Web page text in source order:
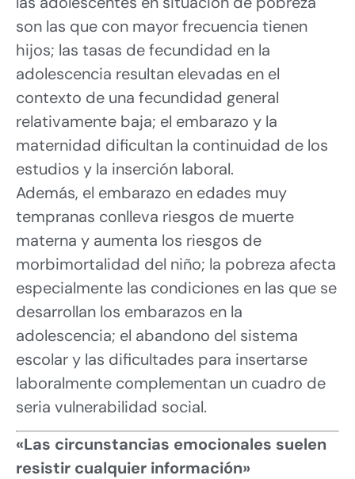
son las que con mayor frecuencia tienen
hijos; las tasas de fecundidad en la
adolescencia resultan elevadas en el
contexto de una fecundidad general
relativamente baja; el embarazo y la
maternidad dificultan la continuidad de los
estudios y la inserción laboral.
Además, el embarazo en edades muy
tempranas conlleva riesgos de muerte
materna y aumenta los riesgos de
morbimortalidad del niño; la pobreza afecta
especialmente las condiciones en las que se
desarrollan los embarazos en la
adolescencia; el abandono del sistema
escolar y las dificultades para insertarse
laboralmente complementan un cuadro de
seria vulnerabilidad social.
«Las circunstancias emocionales suelen
resistir cualquier información»